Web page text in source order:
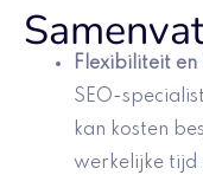
Flexibiliteit
SEO-
kan kosten
werkelijke tijd